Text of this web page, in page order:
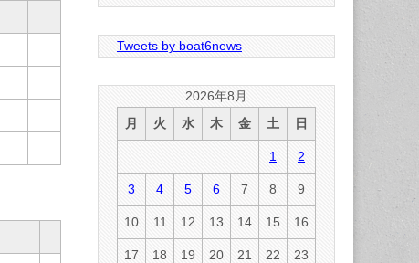
Tweets by boat6news
2026年8月
月
火 水 木 金 土 日
1 2
3 4 5 6 7 8 9
10 11 12 13 14 15 16
17 18 19 20 21 22 23